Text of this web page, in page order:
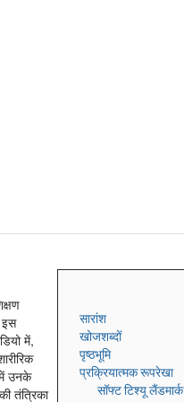
सारांश
खोजशब्दों
पृष्ठभूमि
प्रक्रियात्मक रूपरेखा
सॉफ्ट टिश्यू लैंडमार्क
में,
उनके
तंत्रिका